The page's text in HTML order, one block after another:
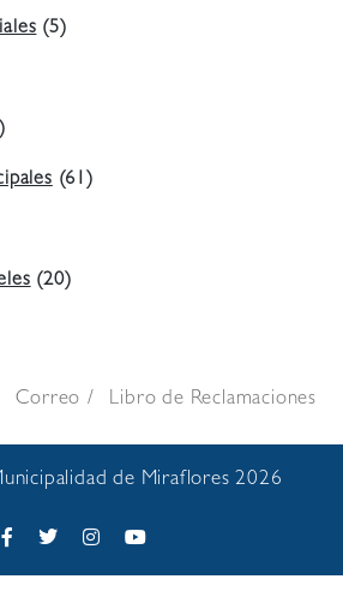
(5)
(61)
(20)
Correo Libro de Reclamaciones
de Miraflores 2026